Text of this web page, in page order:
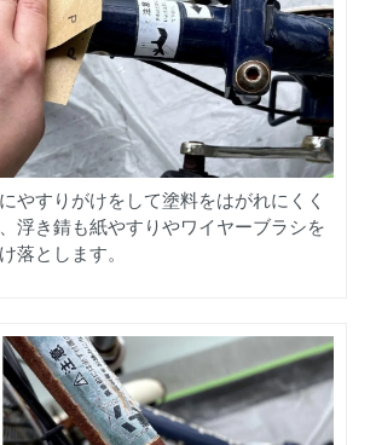
やすりがけをして塗料をはがれにくく
浮き錆も紙やすりやワイヤーブラシを
落とします。